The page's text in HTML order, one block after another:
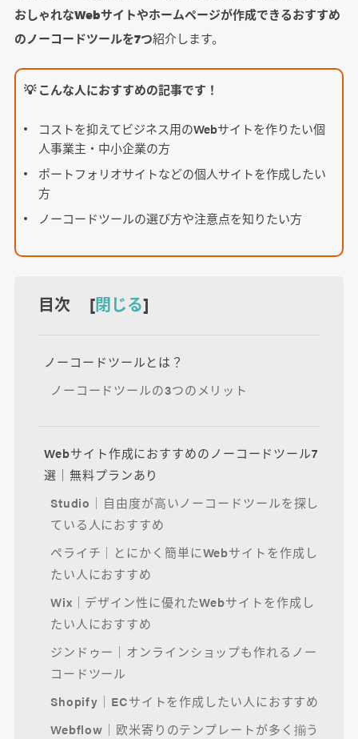
おしゃれなWebサイトやホームページが作成できるおすすめ
のノーコードツールを7つ紹介します。
💡 こんな人におすすめの記事です！
コストを抑えてビジネス用のWebサイトを作りたい個
人事業主・中小企業の方
ポートフォリオサイトなどの個人サイトを作成したい
方
ノーコードツールの選び方や注意点を知りたい方
目次 [閉じる]
ノーコードツールとは？
ノーコードツールの3つのメリット
Webサイト作成におすすめのノーコードツール7
選｜無料プランあり
Studio｜自由度が高いノーコードツールを探し
ている人におすすめ
ペライチ｜とにかく簡単にWebサイトを作成し
たい人におすすめ
Wix｜デザイン性に優れたWebサイトを作成し
たい人におすすめ
ジンドゥー｜オンラインショップも作れるノー
コードツール
Shopify｜ECサイトを作成したい人におすすめ
Webflow｜欧米寄りのテンプレートが多く揃う